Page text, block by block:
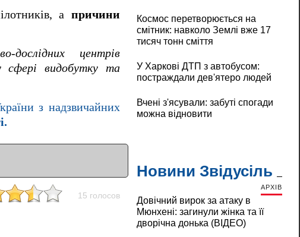
а причини
центрів
сфері видобутку та
з надзвичайних
15 голосов
Космос перетворюється на
смітник: навколо Землі вже 17
тисяч тонн сміття
У Харкові ДТП з автобусом:
постраждали дев'ятеро людей
Вчені з'ясували: забуті спогади
можна відновити
Новини Звідусіль
АРХІВ
Довічний вирок за атаку в
Мюнхені: загинули жінка та її
дворічна донька (ВІДЕО)